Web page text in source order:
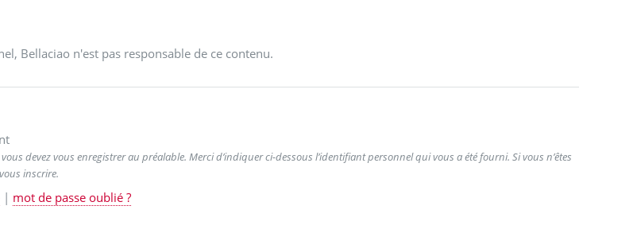
Bellaciao n'est pas responsable de ce contenu.
devez vous enregistrer au préalable. Merci d’indiquer ci-dessous l’identifiant personnel qui vous a été fourni. Si vous n’êtes
inscrire.
| mot de passe oublié ?